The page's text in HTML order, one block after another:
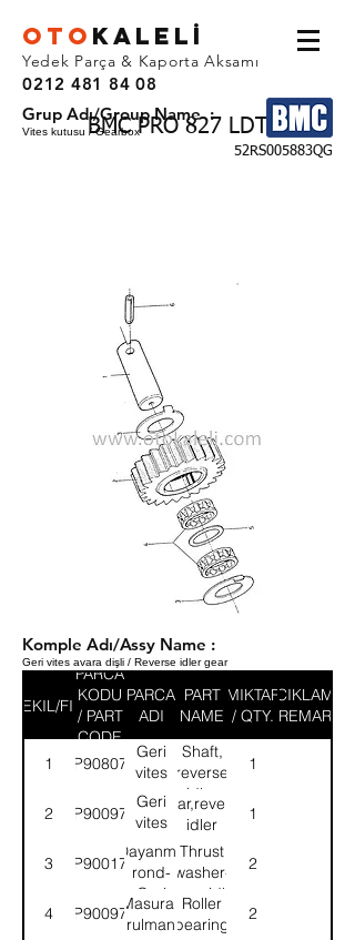
OTO KALEL İ
Yedek Parça & Kaporta Aksamı
0212 481 84 08
BMC PRO 827 LDT
Grup Adı/Group Name :
Vites kutusu / Gearbox
52RS005883QG
Komple Adı/Assy Name :
Geri vites avara dişli / Reverse idler gear
SEKIL/FIG
PARCA
KODU
/ PART
CODE
PARCA
ADI
PART
NAME
MIKTAR
/ QTY.
ACIKLAMA
/ REMARK
1 9P908070
Geri
vites
avara
dişli
mili
Shaft,
reverse
idler
gear
1
2 9P900973
Geri
vites
avara
dişlisi
Gear,reverse
idler
1
3 9P900177
Dayanma
rond-
Geri
vit.av.dişli
Thrust
washer-
Rever.idler
gear
2
4 9P900976
Masuralı
rulman
Roller
bearing
2